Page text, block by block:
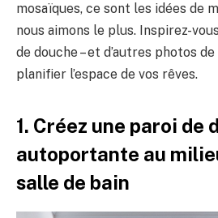
mosaïques, ce sont les idées de
nous aimons le plus. Inspirez-
de douche – et d’autres photos
planifier l’espace de vos rêves.
1. Créez une paroi de
autoportante au
salle de bain